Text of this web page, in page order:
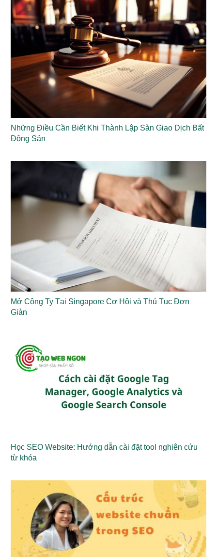
Những Điều Cần Biết Khi Thành Lập Sàn Giao Dịch Bất
Động Sản
Mở Công Ty Tại Singapore Cơ Hội và Thủ Tục Đơn
Giản
Học SEO Website: Hướng dẫn cài đặt tool nghiên cứu
từ khóa